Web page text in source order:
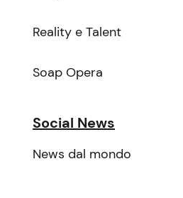
Reality e Talent
Soap Opera
Social News
News dal mondo